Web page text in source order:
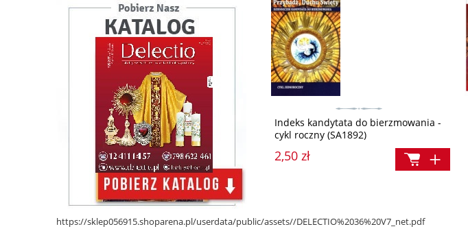
https://sklep056915.shoparena.pl/userdata/public/assets//DELECTIO%2036%20V7_net.pdf
Indeks kandytata do bierzmowania -
cykl roczny (SA1892)
2,50 zł